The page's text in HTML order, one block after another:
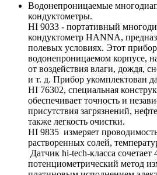
Водонепроницаемые
кондуктометры.
HI 9033 - портативный
кондуктометр HANNA,
полевых условиях. Этот
водонепроницаемом корпусе,
от воздействия влаги, дождя,
и т. д. Прибор укомплектован
HI 76302, специальная
обеспечивает точность и
присутствия загрязнений,
также легкость очистки.
HI 9835 измеряет
растворенных солей,
Датчик hi-tech-класса сочетает
потенциометрический метод